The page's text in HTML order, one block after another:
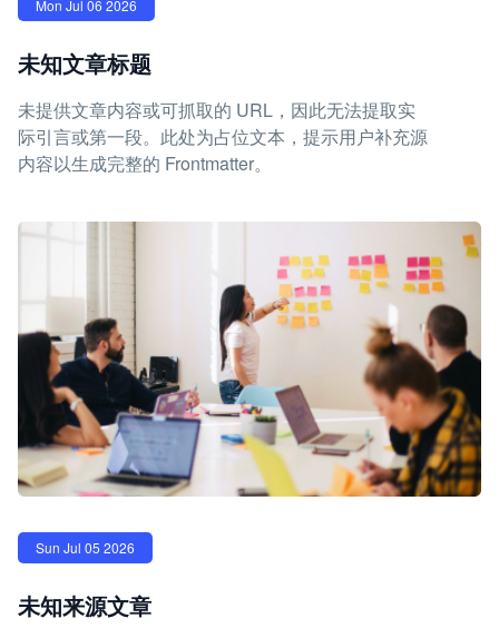
Mon Jul 06 2026
未知文章标题
未提供文章内容或可抓取的 URL，因此无法提取实
际引言或第一段。此处为占位文本，提示用户补充源
内容以生成完整的 Frontmatter。
Sun Jul 05 2026
未知来源文章